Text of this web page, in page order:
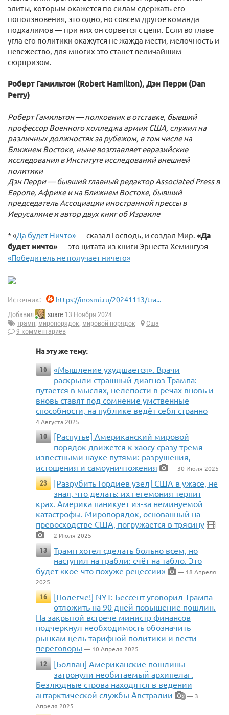
элиты, которым окажется по силам сдержать его
поползновения, это одно, но совсем другое команда
подхалимов — при них он сорвется с цепи. Если во главе
угла его политики окажутся не жажда мести, мелочность и
невежество, для многих это станет величайшим
сюрпризом.
Роберт Гамильтон (Robert Hamilton), Дэн Перри (Dan
Perry)
Роберт Гамильтон — полковник в отставке, бывший
профессор Военного колледжа армии США, служил на
различных должностях за рубежом, в том числе на
Ближнем Востоке, ныне возглавляет евразийские
исследования в Институте исследований внешней
политики
Дэн Перри — бывший главный редактор Associated Press в
Европе, Африке и на Ближнем Востоке, бывший
председатель Ассоциации иностранной прессы в
Иерусалиме и автор двух книг об Израиле
* «Да будет Ничто»— сказал Господь, и создал Мир. «Да
будет ничто»— это цитата из книги Эрнеста Хемингуэя
«Победитель не получает ничего»
Источник: https://inosmi.ru/20241113/tra...
Добавил suare 13 Ноября 2024
трамп, миропорядок, мировой порядок
Сша
9 комментариев
На эту же тему:
16
«Мышление ухудшается». Врачи
раскрыли страшный диагноз Трампа:
путается в мыслях, нелепости в речах вновь и
вновь ставят под сомнение умственные
способности, на публике ведёт себя странно —
4 Августа 2025
10
[Распутье] Американский мировой
порядок движется к хаосу сразу тремя
известными науке путями: разрушения,
истощения и самоуничтожения
— 30 Июля 2025
23
[Разрубить Гордиев узел] США в ужасе, не
зная, что делать: их гегемония терпит
крах. Америка паникует из-за неминуемой
катастрофы. Миропорядок, основанный на
превосходстве США, погружается в трясину
— 2 Июля 2025
13
Трамп хотел сделать больно всем, но
наступил на грабли: счёт на табло. Это
будет «кое-что похуже рецессии»
— 18 Апреля
2025
16
[Полегче!] NYT: Бессент уговорил Трампа
отложить на 90 дней повышение пошлин.
На закрытой встрече министр финансов
подчеркнул необходимость обозначить
рынкам цель тарифной политики и вести
переговоры — 10 Апреля 2025
12
[Болван] Американские пошлины
затронули необитаемый архипелаг.
Безлюдные строва находятся в ведении
антарктической службы Австралии
2 — 3
Апреля 2025